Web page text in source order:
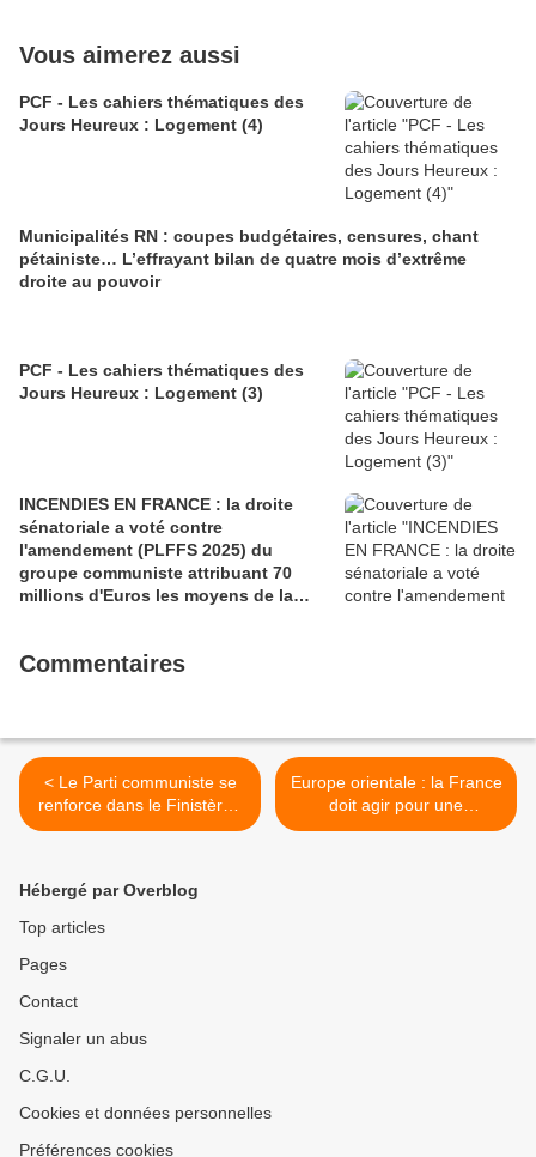
Vous aimerez aussi
PCF - Les cahiers thématiques des
Jours Heureux : Logement (4)
Municipalités RN : coupes budgétaires, censures, chant
pétainiste… L’effrayant bilan de quatre mois d’extrême
droite au pouvoir
PCF - Les cahiers thématiques des
Jours Heureux : Logement (3)
INCENDIES EN FRANCE : la droite
sénatoriale a voté contre
l'amendement (PLFFS 2025) du
groupe communiste attribuant 70
millions d'Euros les moyens de la
Commentaires
< Le Parti communiste se
renforce dans le Finistère -
Rencontre et pot convivial
à Brest, rue Berger, à la
fédération - samedi 19
Europe orientale : la France
doit agir pour une
désescalade immédiate !
Hébergé par Overblog
Top articles
Pages
Contact
Signaler un abus
C.G.U.
Cookies et données personnelles
Préférences cookies